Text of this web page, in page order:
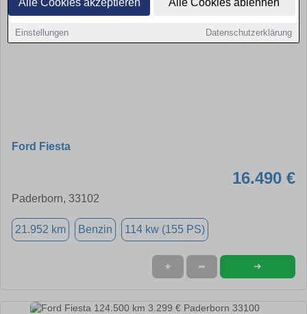
Alle Cookies akzeptieren Alle Cookies ablehnen
Einstellungen Datenschutzerklärung
Ford Fiesta
16.490 €
Paderborn, 33102
21.952 km Benzin 114 kw (155 PS)
★ ➦ ➜